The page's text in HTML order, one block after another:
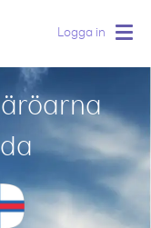
Logga in